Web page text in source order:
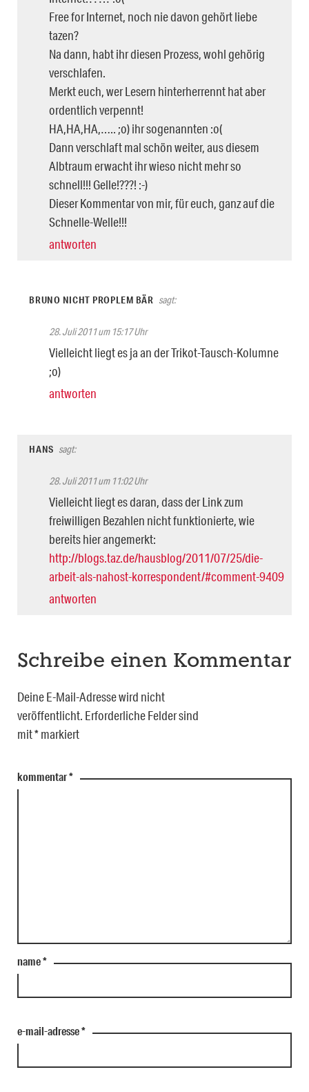
Free for Internet, noch nie davon gehört liebe
tazen?
Na dann, habt ihr diesen Prozess, wohl gehörig
verschlafen.
Merkt euch, wer Lesern hinterherrennt hat aber
ordentlich verpennt!
HA,HA,HA,….. ;o) ihr sogenannten :o(
Dann verschlaft mal schön weiter, aus diesem
Albtraum erwacht ihr wieso nicht mehr so
schnell!!! Gelle!???! :-)
Dieser Kommentar von mir, für euch, ganz auf die
Schnelle-Welle!!!
antworten
BRUNO NICHT PROPLEM BÄR sagt:
28. Juli 2011 um 15:17 Uhr
Vielleicht liegt es ja an der Trikot-Tausch-Kolumne
;o)
antworten
HANS sagt:
28. Juli 2011 um 11:02 Uhr
Vielleicht liegt es daran, dass der Link zum
freiwilligen Bezahlen nicht funktionierte, wie
bereits hier angemerkt:
http://blogs.taz.de/hausblog/2011/07/25/die-
arbeit-als-nahost-korrespondent/#comment-9409
antworten
Schreibe einen Kommentar
Deine E-Mail-Adresse wird nicht
veröffentlicht. Erforderliche Felder sind
mit*markiert
kommentar*
name*
e-mail-adresse*